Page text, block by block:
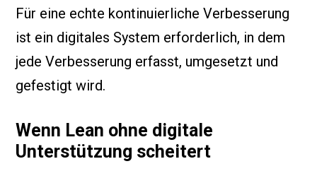
Für eine echte kontinuierliche Verbesserung
ist ein digitales System erforderlich, in dem
jede Verbesserung erfasst, umgesetzt und
gefestigt wird.
Wenn Lean ohne digitale
Unterstützung scheitert